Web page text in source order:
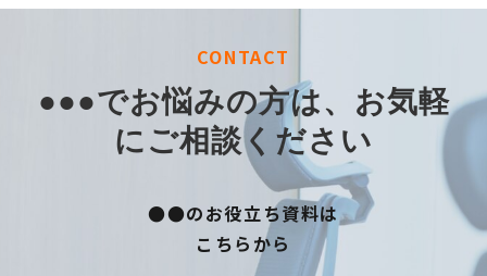
CONTACT
●●●でお悩みの方は、お気軽
にご相談ください
●●のお役立ち資料は
こちらから